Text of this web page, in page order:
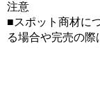
注意
■スポット商材に
る場合や完売の